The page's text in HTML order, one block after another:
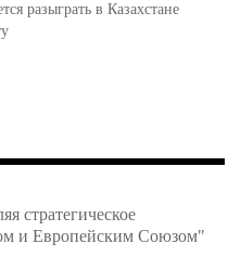
разыграть в Казахстане
стратегическое
и Европейским Союзом"